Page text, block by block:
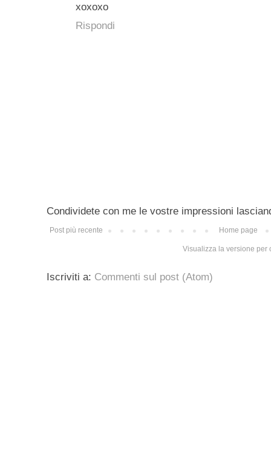
xoxoxo
Rispondi
Condividete con me le vostre impressioni
Post più recente Home page
Visualizza la versione per
Iscriviti a: Commenti sul post (Atom)